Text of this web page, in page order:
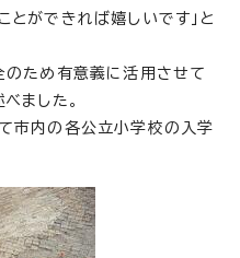
ができれば嬉しいです」と
のため有意義に活用させて
ました。
市内の各公立小学校の入学